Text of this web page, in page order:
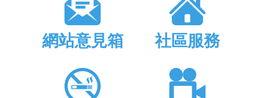
網站意見箱 社區服務